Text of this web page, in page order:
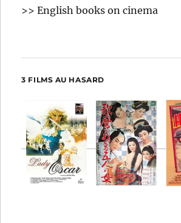
>> English books on cinema
3 FILMS AU HASARD